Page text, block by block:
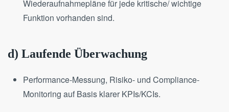
Wiederaufnahmepläne für jede kritische/ wichtige
Funktion vorhanden sind.
d) Laufende Überwachung
Performance-Messung, Risiko- und Compliance-
Monitoring auf Basis klarer KPIs/KCIs.